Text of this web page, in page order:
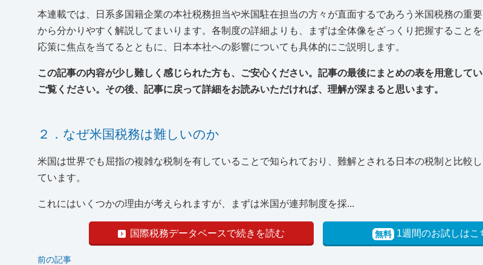
本連載では、日系多国籍企業の本社税務担当や米国駐在担当の方々が直面するであろう米国税務の重
から分かりやすく解説してまいります。各制度の詳細よりも、まずは全体像をざっくり把握すること
応策に焦点を当てるとともに、日本本社への影響についても具体的にご説明します。
この記事の内容が少し難しく感じられた方も、ご安心ください。記事の最後にまとめの表を用意して
ご覧ください。その後、記事に戻って詳細をお読みいただければ、理解が深まると思います。
２．なぜ米国税務は難しいのか
米国は世界でも屈指の複雑な税制を有していることで知られており、難解とされる日本の税制と比較
ています。
これにはいくつかの理由が考えられますが、まずは米国が連邦制度を採...
国際税務データベースで続きを読む 無料 1週間のお試しはこ
前の記事